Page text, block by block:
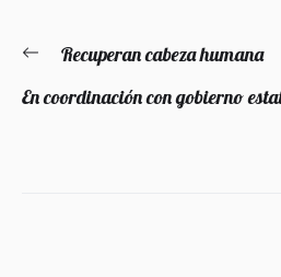
Navegación
entradas
EntradaRecuperan cabeza humana
En coordinación con gobierno